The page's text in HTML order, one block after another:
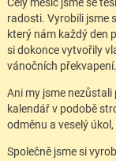
radosti. Vyrobili jsme
který nám každý den
si dokonce vytvořily
vánočních překvapení.
Ani my jsme
kalendář v podobě
odměnu a veselý
Společně jsme si